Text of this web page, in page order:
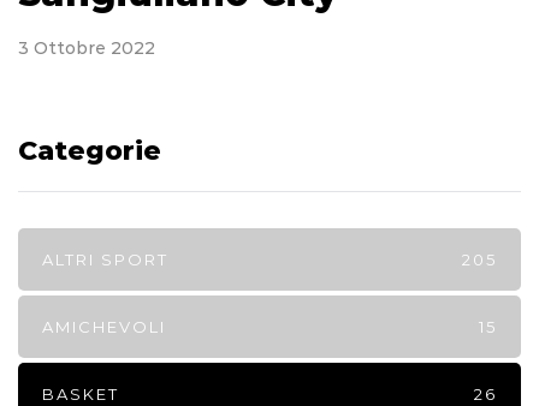
3 Ottobre 2022
Categorie
ALTRI SPORT 205
AMICHEVOLI 15
BASKET 26